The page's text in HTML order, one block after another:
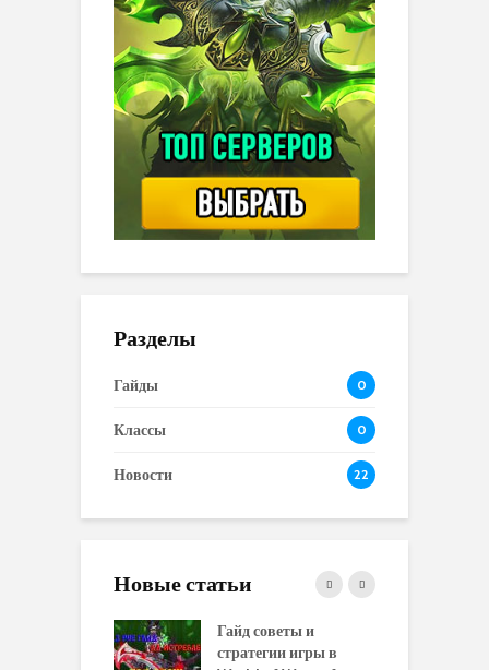
Разделы
Гайды 0
Классы 0
Новости 22
Новые статьи
Гайд советы и
стратегии игры в